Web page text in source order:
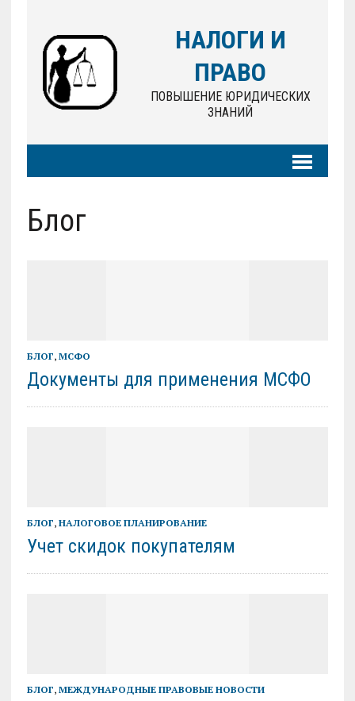
НАЛОГИ И
ПРАВО
ПОВЫШЕНИЕ ЮРИДИЧЕСКИХ
ЗНАНИЙ
Блог
БЛОГ, МСФО
Документы для применения МСФО
БЛОГ, НАЛОГОВОЕ ПЛАНИРОВАНИЕ
Учет скидок покупателям
БЛОГ, МЕЖДУНАРОДНЫЕ ПРАВОВЫЕ НОВОСТИ